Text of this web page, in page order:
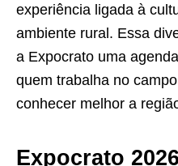
experiência ligada à
ambiente rural. Essa
a Expocrato uma
quem trabalha no
conhecer melhor a
Expocrato